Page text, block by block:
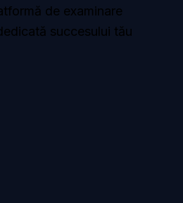
de examinare
succesului tău